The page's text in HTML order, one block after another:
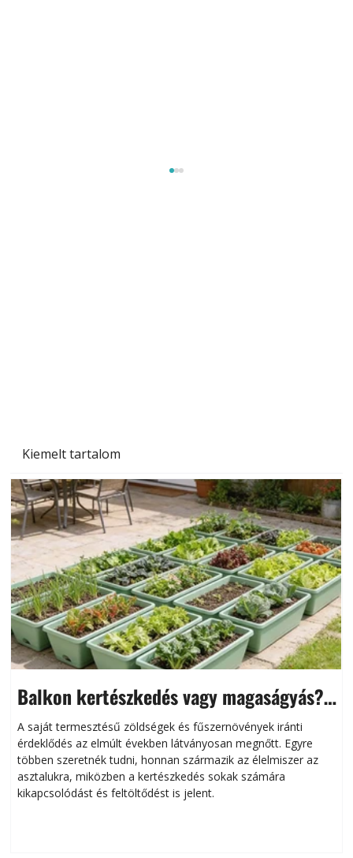
Kiemelt tartalom
Balkon kertészkedés vagy magaságyás?
Helytakarékos kertészkedés
A saját termesztésű zöldségek és fűszernövények iránti
érdeklődés az elmúlt években látványosan megnőtt. Egyre
többen szeretnék tudni, honnan származik az élelmiszer az
asztalukra, miközben a kertészkedés sokak számára
kikapcsolódást és feltöltődést is jelent.